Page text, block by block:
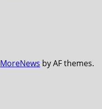
MoreNews by AF themes.